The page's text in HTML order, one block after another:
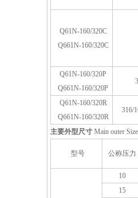
Q61N-160/320C
Q661N-160/320C
Q61N-160/320P
Q661N-160/320P
Q61N-160/320R
Q661N-160/320R
316/
主要外型尺寸 Main outer Size
型号 公称压力
10
15